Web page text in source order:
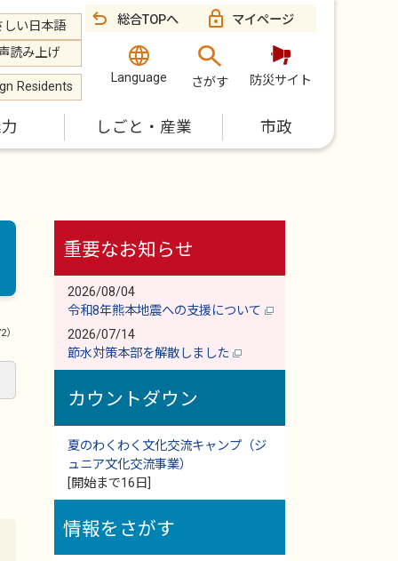
しい日本語
読み上げ
Residents
総合TOPへ マイページ
Language さがす 防災サイト
しごと・産業 市政
重要なお知らせ
2026/08/04
令和8年熊本地震への支援について
2026/07/14
節水対策本部を解散しました
カウントダウン
夏のわくわく文化交流キャンプ（ジ
ュニア文化交流事業）
[開始まで16日]
情報をさがす